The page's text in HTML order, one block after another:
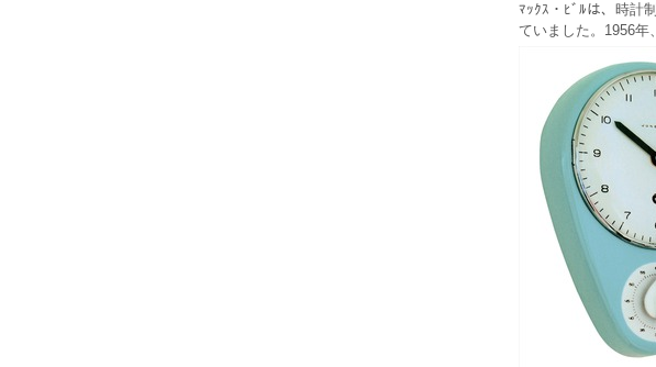
ﾏｯｸｽ・ﾋﾞﾙは、時計
ていました。1956